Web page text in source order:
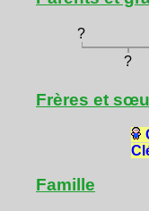
?
?
Frères et
Famille